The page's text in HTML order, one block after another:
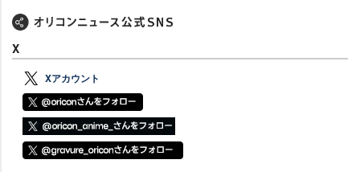
X
Xアカウント